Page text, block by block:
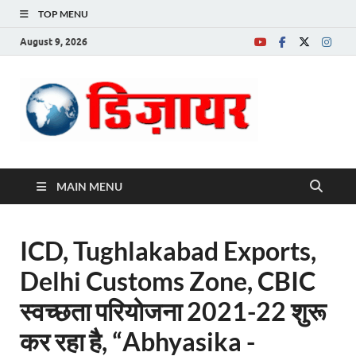
TOP MENU
August 9, 2026
MAIN MENU
ICD, Tughlakabad Exports,
Delhi Customs Zone, CBIC
स्वच्छता परियोजना 2021-22 शुरू
कर रहा है, “Abhyasika -